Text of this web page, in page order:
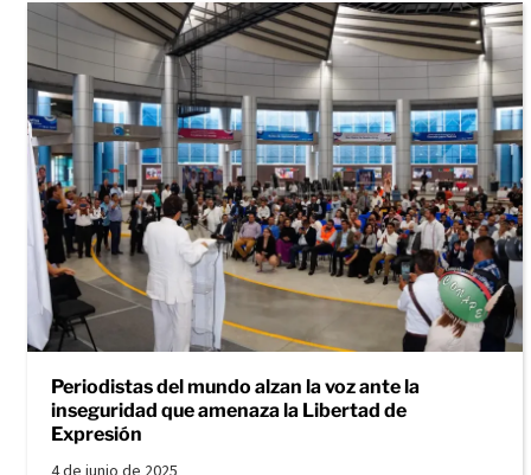
Periodistas del mundo alzan la voz ante la
inseguridad que amenaza la Libertad de
Expresión
4 de junio de 2025